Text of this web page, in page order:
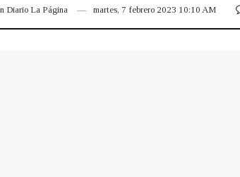
Diario La Página martes, 7 febrero 2023 10:10 AM